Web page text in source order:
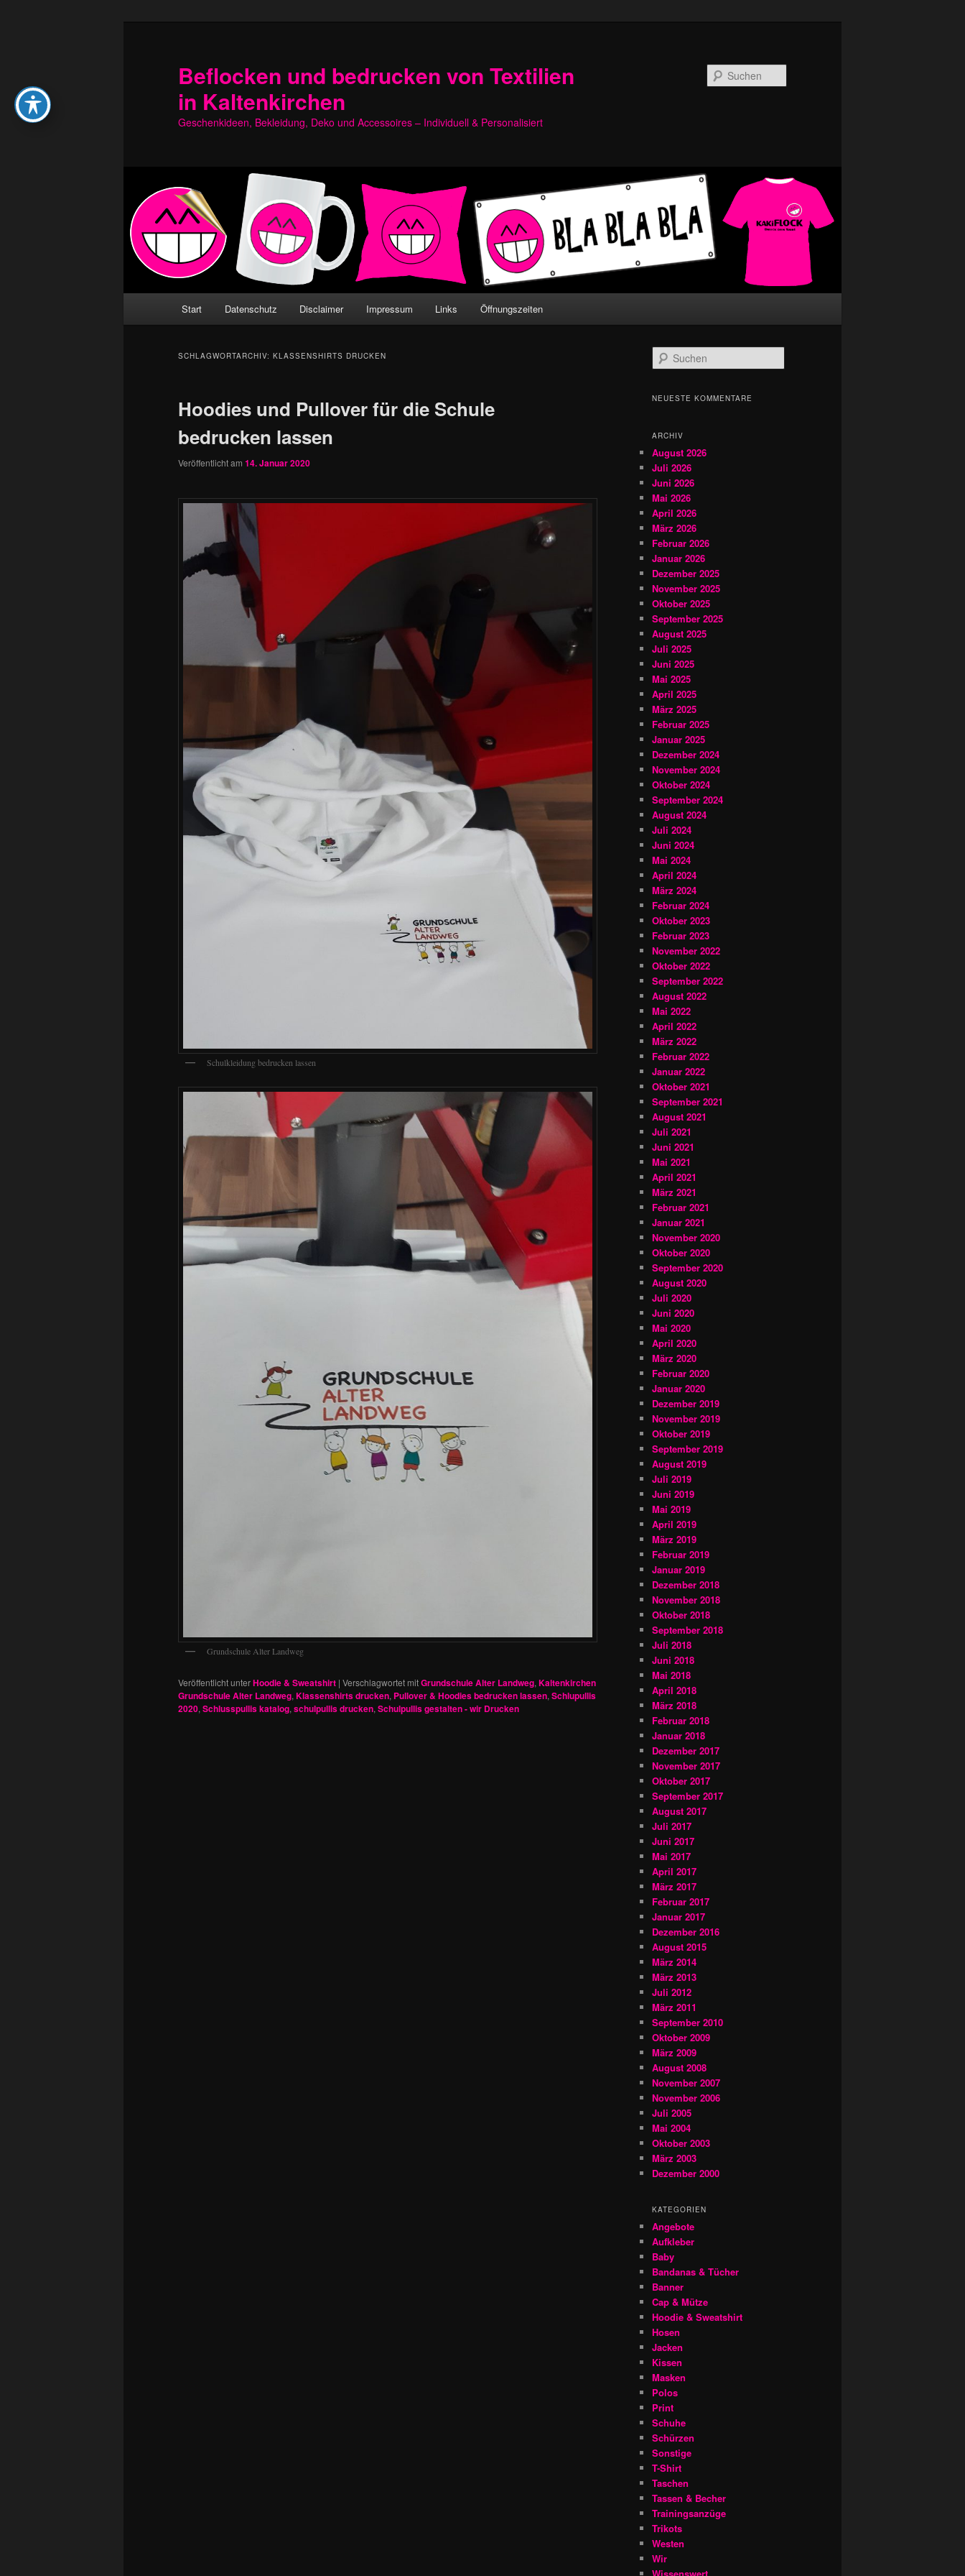
Beflocken und bedrucken von Textilien
in Kaltenkirchen
Geschenkideen, Bekleidung, Deko und Accessoires – Individuell & Personalisiert
Start Datenschutz Disclaimer Impressum Links Öffnungszeiten
SCHLAGWORTARCHIV: KLASSENSHIRTS DRUCKEN
Hoodies und Pullover für die Schule
bedrucken lassen
Veröffentlicht am 14. Januar 2020
Schulkleidung bedrucken lassen
Grundschule Alter Landweg
Veröffentlicht unterHoodie & Sweatshirt | Verschlagwortet mitGrundschule Alter Landweg, Kaltenkirchen
Grundschule Alter Landweg, Klassenshirts drucken, Pullover & Hoodies bedrucken lassen, Schlupullis
2020, Schlusspullis katalog, schulpullis drucken, Schulpullis gestalten - wir Drucken
u
h
NEUESTE KOMMENTARE
ARCHIV
August 2026
Juli 2026
Juni 2026
Mai 2026
April 2026
März 2026
Februar 2026
Januar 2026
Dezember 2025
November 2025
Oktober 2025
September 2025
August 2025
Juli 2025
Juni 2025
Mai 2025
April 2025
März 2025
Februar 2025
Januar 2025
Dezember 2024
November 2024
Oktober 2024
September 2024
August 2024
Juli 2024
Juni 2024
Mai 2024
April 2024
März 2024
Februar 2024
Oktober 2023
Februar 2023
November 2022
Oktober 2022
September 2022
August 2022
Mai 2022
April 2022
März 2022
Februar 2022
Januar 2022
Oktober 2021
September 2021
August 2021
Juli 2021
Juni 2021
Mai 2021
April 2021
März 2021
Februar 2021
Januar 2021
November 2020
Oktober 2020
September 2020
August 2020
Juli 2020
Juni 2020
Mai 2020
April 2020
März 2020
Februar 2020
Januar 2020
Dezember 2019
November 2019
Oktober 2019
September 2019
August 2019
Juli 2019
Juni 2019
Mai 2019
April 2019
März 2019
Februar 2019
Januar 2019
Dezember 2018
November 2018
Oktober 2018
September 2018
Juli 2018
Juni 2018
Mai 2018
April 2018
März 2018
Februar 2018
Januar 2018
Dezember 2017
November 2017
Oktober 2017
September 2017
August 2017
Juli 2017
Juni 2017
Mai 2017
April 2017
März 2017
Februar 2017
Januar 2017
Dezember 2016
August 2015
März 2014
März 2013
Juli 2012
März 2011
September 2010
Oktober 2009
März 2009
August 2008
November 2007
November 2006
Juli 2005
Mai 2004
Oktober 2003
März 2003
Dezember 2000
KATEGORIEN
Angebote
Aufkleber
Baby
Bandanas & Tücher
Banner
Cap & Mütze
Hoodie & Sweatshirt
Hosen
Jacken
Kissen
Masken
Polos
Print
Schuhe
Schürzen
Sonstige
T-Shirt
Taschen
Tassen & Becher
Trainingsanzüge
Trikots
Westen
Wir
Wissenswert